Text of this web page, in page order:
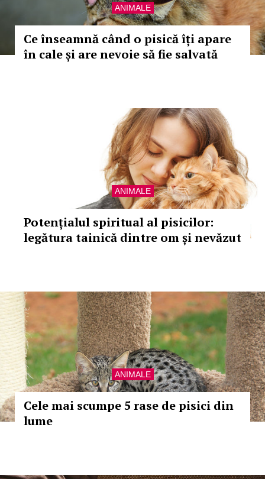
ANIMALE
Ce înseamnă când o pisică îți apare
în cale și are nevoie să fie salvată
ANIMALE
Potențialul spiritual al pisicilor:
legătura tainică dintre om și nevăzut
ANIMALE
Cele mai scumpe 5 rase de pisici din
lume